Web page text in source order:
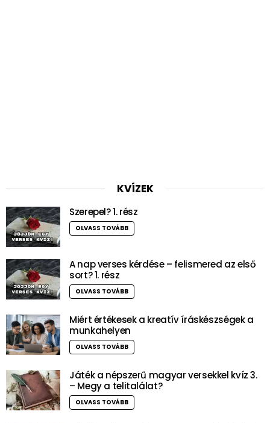
KVÍZEK
Szerepel? 1. rész
OLVASS TOVÁBB
A nap verses kérdése – felismered az első
sort? 1. rész
OLVASS TOVÁBB
Miért értékesek a kreatív íráskészségek a
munkahelyen
OLVASS TOVÁBB
Játék a népszerű magyar versekkel kvíz 3.
– Megy a telitalálat?
OLVASS TOVÁBB